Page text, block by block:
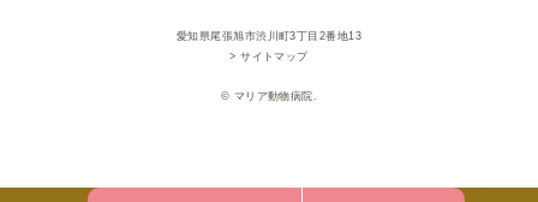
愛知県尾張旭市渋川町3丁目2番地13
> サイトマップ
© マリア動物病院.